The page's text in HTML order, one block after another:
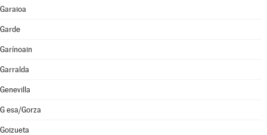
Garaioa
Garde
Garínoain
Garralda
Genevilla
G esa/Gorza
Goizueta